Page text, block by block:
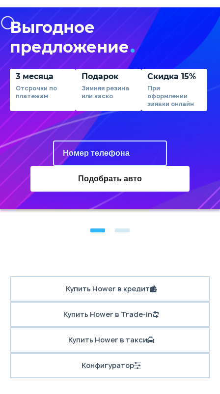
Выгодное
предложение
3 месяца
Отсрочки по
платежам
Подарок
Зимняя резина
или каско
Скидка 15%
При
оформлении
заявки онлайн
Подобрать авто
Купить Hower в кредит
Купить Hower в Trade-in
Купить Hower в такси
Конфигуратор